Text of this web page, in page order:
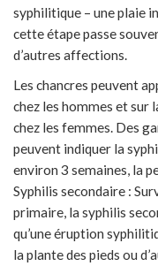
syphilitique – une plaie
cette étape passe
d’autres affections.
Les chancres peuvent
chez les hommes et sur
chez les femmes. Des
peuvent indiquer la
environ 3 semaines, la
Syphilis secondaire :
primaire, la syphilis
qu’une éruption
la plante des pieds ou